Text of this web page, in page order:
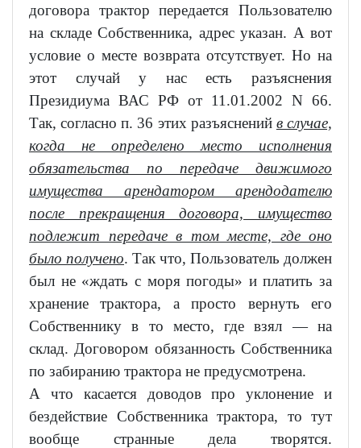
договора трактор передается Пользователю
на складе Собственника, адрес указан. А вот
условие о месте возврата отсутствует. Но на
этот случай у нас есть разъяснения
Президиума ВАС РФ от 11.01.2002 N 66.
Так, согласно п. 36 этих разъяснений в случае,
когда не определено место исполнения
обязательства по передаче движимого
имущества арендатором арендодателю
после прекращения договора, имущество
подлежит передаче в том месте, где оно
было получено. Так что, Пользователь должен
был не «ждать с моря погоды» и платить за
хранение трактора, а просто вернуть его
Собственнику в то место, где взял — на
склад. Договором обязанность Собственника
по забиранию трактора не предусмотрена.
А что касается доводов про уклонение и
бездействие Собственника трактора, то тут
вообще странные дела творятся.